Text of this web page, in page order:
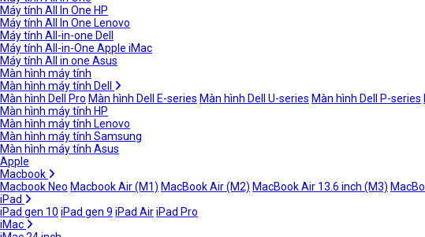
Máy tính All In One HP
Máy tính All In One Lenovo
Máy tính All-in-one Dell
Máy tính All-in-One Apple iMac
Máy tính All in one Asus
Màn hình máy tính
Màn hình máy tính Dell
Màn hình Dell Pro Màn hình Dell E-series Màn hình Dell U-series Màn hình Dell P-series
Màn hình máy tính HP
Màn hình máy tính Lenovo
Màn hình máy tính Samsung
Màn hình máy tính Asus
Apple
Macbook
Macbook Neo Macbook Air (M1) MacBook Air (M2) MacBook Air 13.6 inch (M3)
iPad
iPad gen 10 iPad gen 9 iPad AiriPad Pro
iMac